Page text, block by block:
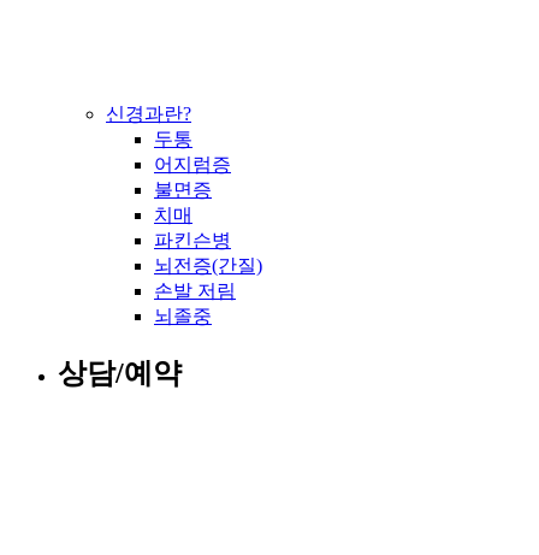
신경과란?
두통
어지럼증
불면증
치매
파킨슨병
뇌전증(간질)
손발 저림
뇌졸중
상담/예약